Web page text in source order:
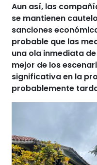
Aun así, las
se mantienen
sanciones
probable que las
una ola inmediata
mejor de los
significativa en la
probablemente